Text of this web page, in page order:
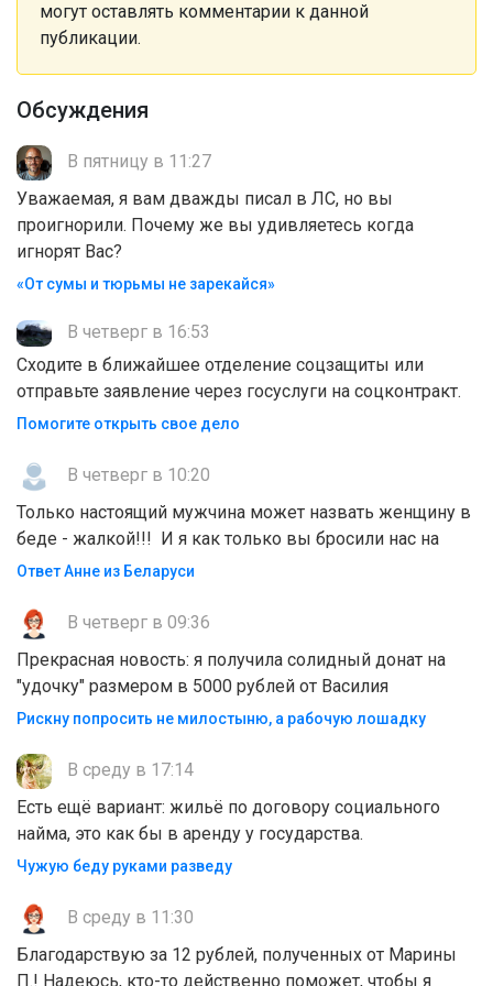
могут оставлять комментарии к данной
публикации.
Обсуждения
В пятницу в 11:27
Уважаемая, я вам дважды писал в ЛС, но вы
проигнорили. Почему же вы удивляетесь когда
игнорят Вас?
«От сумы и тюрьмы не зарекайся»
В четверг в 16:53
Сходите в ближайшее отделение соцзащиты или
отправьте заявление через госуслуги на соцконтракт.
Помогите открыть свое дело
В четверг в 10:20
Только настоящий мужчина может назвать женщину в
беде - жалкой!!! И я как только вы бросили нас на
Ответ Анне из Беларуси
В четверг в 09:36
Прекрасная новость: я получила солидный донат на
"удочку" размером в 5000 рублей от Василия
Рискну попросить не милостыню, а рабочую лошадку
В среду в 17:14
Есть ещё вариант: жильё по договору социального
найма, это как бы в аренду у государства.
Чужую беду руками разведу
В среду в 11:30
Благодарствую за 12 рублей, полученных от Марины
П.! Надеюсь, кто-то действенно поможет, чтобы я